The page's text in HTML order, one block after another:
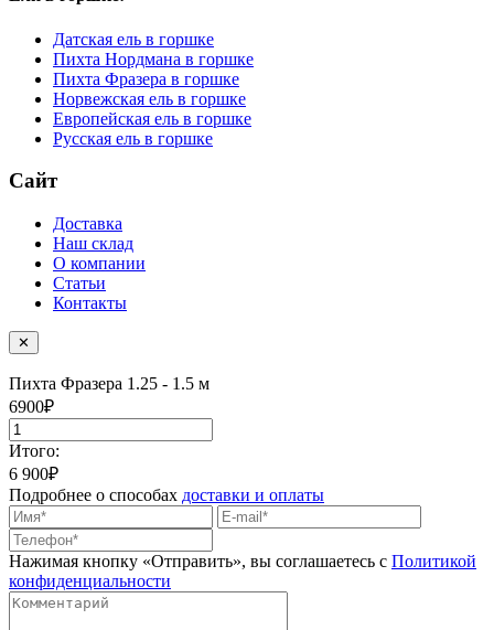
Датская ель в горшке
Пихта Нордмана в горшке
Пихта Фразера в горшке
Норвежская ель в горшке
Европейская ель в горшке
Русская ель в горшке
Сайт
Доставка
Наш склад
О компании
Статьи
Контакты
✕
Пихта Фразера 1.25 - 1.5 м
6900₽
Итого:
6 900₽
Подробнее о способах доставки и оплаты
Нажимая кнопку «Отправить», вы соглашаетесь с Политикой
конфиденциальности